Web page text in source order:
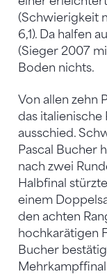
(Schwierigkeit
6,1). Da halfen
(Sieger 2007
Boden nichts.
Von allen zehn
das italienische
ausschied.
Pascal Bucher
nach zwei
Halbfinal
einem
den achten
hochkarätigen
Bucher